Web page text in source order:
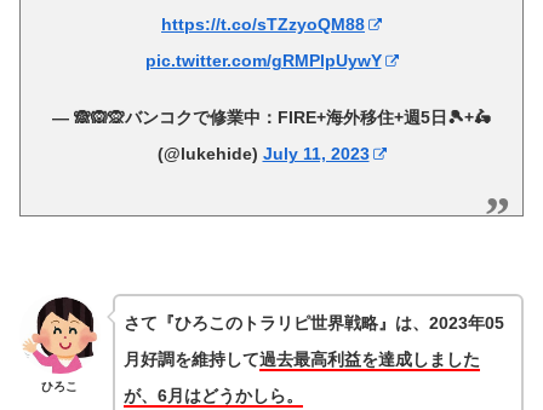
https://t.co/sTZzyoQM88
pic.twitter.com/gRMPlpUywY
— 🙈🙉🙊バンコクで修業中：FIRE+海外移住+週5日🎾+🛵
(@lukehide) July 11, 2023
ひろこ
さて『ひろこのトラリピ世界戦略』は、2023年05
月好調を維持して過去最高利益を達成しました
が、6月はどうかしら。